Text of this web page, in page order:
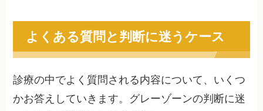
よくある質問と判断に迷うケース
診療の中でよく質問される内容について、いくつ
かお答えしていきます。グレーゾーンの判断に迷